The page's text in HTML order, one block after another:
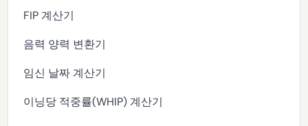
FIP 계산기
음력 양력 변환기
임신 날짜 계산기
이닝당 적중률(WHIP) 계산기